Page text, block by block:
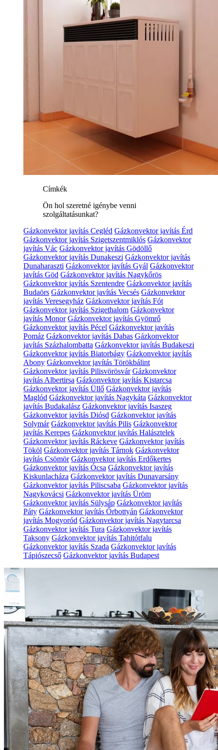
Címkék
Ön hol szeretné igénybe venni
szolgáltatásunkat?
Gázkonvektor javítás Cegléd Gázkonvektor javítás Érd
Gázkonvektor javítás Szigetszentmiklós Gázkonvektor
javítás Vác Gázkonvektor javítás Gödöllő
Gázkonvektor javítás Dunakeszi Gázkonvektor javítás
Dunaharaszti Gázkonvektor javítás Gyál Gázkonvektor
javítás Göd Gázkonvektor javítás Nagykőrös
Gázkonvektor javítás Szentendre Gázkonvektor javítás
Budaörs Gázkonvektor javítás Vecsés Gázkonvektor
javítás Veresegyház Gázkonvektor javítás Fót
Gázkonvektor javítás Szigethalom Gázkonvektor
javítás Monor Gázkonvektor javítás Gyömrő
Gázkonvektor javítás Pécel Gázkonvektor javítás
Pomáz Gázkonvektor javítás Dabas Gázkonvektor
javítás Százhalombatta Gázkonvektor javítás Budakeszi
Gázkonvektor javítás Biatorbágy Gázkonvektor javítás
Abony Gázkonvektor javítás Törökbálint
Gázkonvektor javítás Pilisvörösvár Gázkonvektor
javítás Albertirsa Gázkonvektor javítás Kistarcsa
Gázkonvektor javítás Üllő Gázkonvektor javítás
Maglód Gázkonvektor javítás Nagykáta Gázkonvektor
javítás Budakalász Gázkonvektor javítás Isaszeg
Gázkonvektor javítás Diósd Gázkonvektor javítás
Solymár Gázkonvektor javítás Pilis Gázkonvektor
javítás Kerepes Gázkonvektor javítás Halásztelek
Gázkonvektor javítás Ráckeve Gázkonvektor javítás
Tököl Gázkonvektor javítás Tárnok Gázkonvektor
javítás Csömör Gázkonvektor javítás Erdőkertes
Gázkonvektor javítás Ócsa Gázkonvektor javítás
Kiskunlacháza Gázkonvektor javítás Dunavarsány
Gázkonvektor javítás Piliscsaba Gázkonvektor javítás
Nagykovácsi Gázkonvektor javítás Üröm
Gázkonvektor javítás Sülysáp Gázkonvektor javítás
Páty Gázkonvektor javítás Őrbottyán Gázkonvektor
javítás Mogyoród Gázkonvektor javítás Nagytarcsa
Gázkonvektor javítás Tura Gázkonvektor javítás
Taksony Gázkonvektor javítás Tahitótfalu
Gázkonvektor javítás Szada Gázkonvektor javítás
Tápiószecső Gázkonvektor javítás Budapest